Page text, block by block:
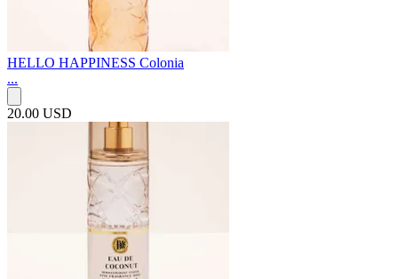
HELLO HAPPINESS Colonia
...
20.00 USD